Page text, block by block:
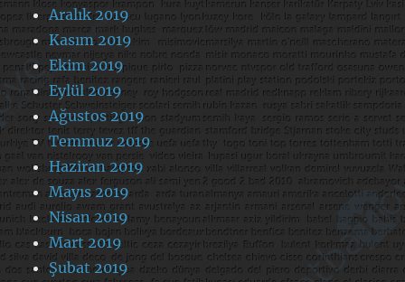
Aralık 2019
Kasım 2019
Ekim 2019
Eylül 2019
Ağustos 2019
Temmuz 2019
Haziran 2019
Mayıs 2019
Nisan 2019
Mart 2019
Şubat 2019